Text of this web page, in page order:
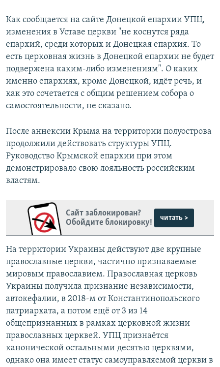
Как сообщается на сайте Донецкой епархии УПЦ,
изменения в Уставе церкви "не коснутся ряда
епархий, среди которых и Донецкая епархия. То
есть церковная жизнь в Донецкой епархии не будет
подвержена каким-либо изменениям". О каких
именно епархиях, кроме Донецкой, идёт речь, и
как это сочетается с общим решением собора о
самостоятельности, не сказано.
После аннексии Крыма на территории полуострова
продолжили действовать структуры УПЦ.
Руководство Крымской епархии при этом
демонстрировало свою лояльность российским
властям.
Сайт заблокирован?
Обойдите блокировку!
читать >
На территории Украины действуют две крупные
православные церкви, частично признаваемые
мировым православием. Православная церковь
Украины получила признание независимости,
автокефалии, в 2018-м от Константинопольского
патриархата, а потом ещё от 3 из 14
общепризнанных в рамках церковной жизни
православных церквей. УПЦ признаётся
канонической остальными десятью церквями,
однако она имеет статус самоуправляемой церкви в